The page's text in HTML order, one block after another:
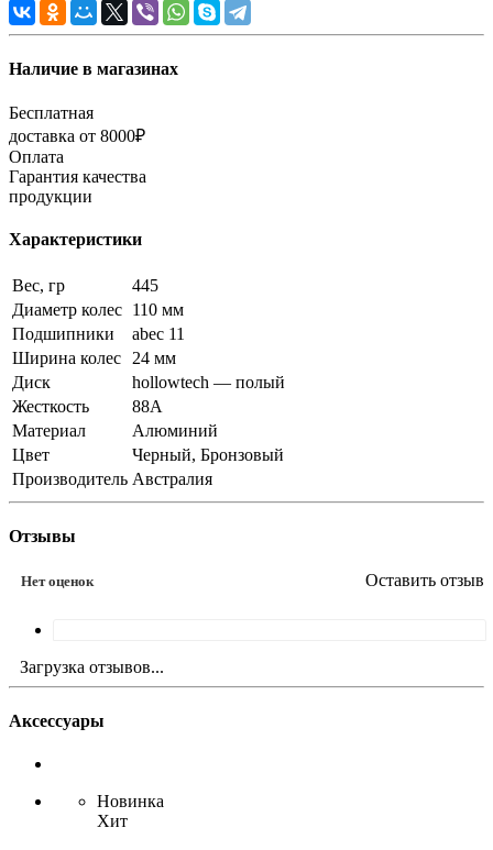
Наличие в магазинах
Бесплатная
доставка от 8000₽
Оплата
Гарантия качества
продукции
Характеристики
Вес, гр
445
Диаметр колес 110 мм
Подшипники
abec 11
Ширина колес
24 мм
Диск
hollowtech — полый
Жесткость
88A
Материал
Алюминий
Цвет
Черный, Бронзовый
Производитель Австралия
Отзывы
Нет оценок Оставить отзыв
Загрузка отзывов...
Аксессуары
Новинка
Хит